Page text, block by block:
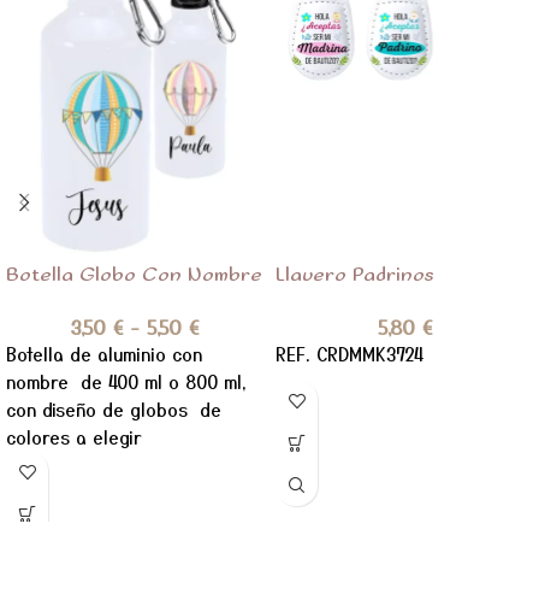
Botella Globo Con Nombre
3,50 € - 5,50 €
Botella de aluminio con
nombre de 400 ml o 800 ml,
con diseño de globos de
colores a elegir
,personalizado
Llavero Padrinos
5,80 €
REF. CRDMMK3724